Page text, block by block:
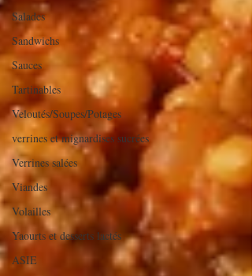
Salades
Sandwichs
Sauces
Tartinables
Veloutés/Soupes/Potages
verrines et mignardises sucrées
Verrines salées
Viandes
Volailles
Yaourts et desserts lactés
ASIE